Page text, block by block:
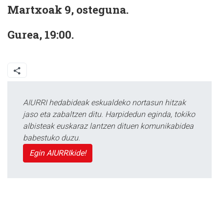
Martxoak 9, osteguna.
Gurea, 19:00.
AIURRI hedabideak eskualdeko nortasun hitzak
jaso eta zabaltzen ditu. Harpidedun eginda, tokiko
albisteak euskaraz lantzen dituen komunikabidea
babestuko duzu.
Egin AIURRIkide!